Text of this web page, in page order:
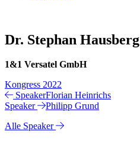
Dr. Stephan Hausberg
1&1 Versatel GmbH
Kongress 2022
SpeakerFlorian Heinrichs
Speaker
Philipp Grund
Alle Speaker